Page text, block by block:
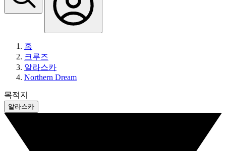
홈
크루즈
알라스카
Northern Dream
목적지
알라스카